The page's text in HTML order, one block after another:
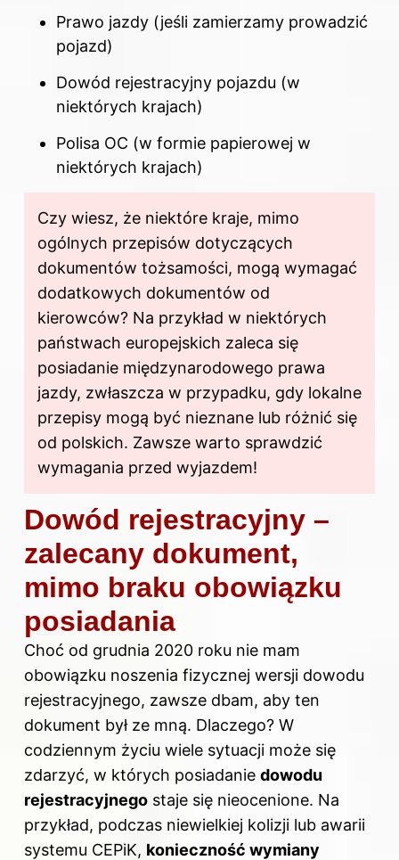
Prawo jazdy (jeśli zamierzamy prowadzić
pojazd)
Dowód rejestracyjny pojazdu (w
niektórych krajach)
Polisa OC (w formie papierowej w
niektórych krajach)
Czy wiesz, że niektóre kraje, mimo
ogólnych przepisów dotyczących
dokumentów tożsamości, mogą wymagać
dodatkowych dokumentów od
kierowców? Na przykład w niektórych
państwach europejskich zaleca się
posiadanie międzynarodowego prawa
jazdy, zwłaszcza w przypadku, gdy lokalne
przepisy mogą być nieznane lub różnić się
od polskich. Zawsze warto sprawdzić
wymagania przed wyjazdem!
Dowód rejestracyjny –
zalecany dokument,
mimo braku obowiązku
posiadania
Choć od grudnia 2020 roku nie mam
obowiązku noszenia fizycznej wersji dowodu
rejestracyjnego, zawsze dbam, aby ten
dokument był ze mną. Dlaczego? W
codziennym życiu wiele sytuacji może się
zdarzyć, w których posiadanie dowodu
rejestracyjnego staje się nieocenione. Na
przykład, podczas niewielkiej kolizji lub awarii
systemu CEPiK, konieczność wymiany